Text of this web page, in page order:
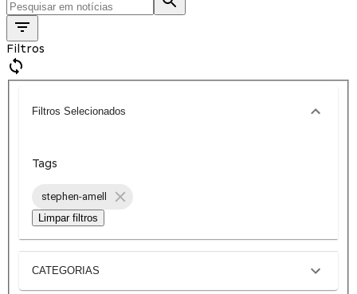
Filtros
Filtros Selecionados
Tags
stephen-amell
Limpar filtros
CATEGORIAS